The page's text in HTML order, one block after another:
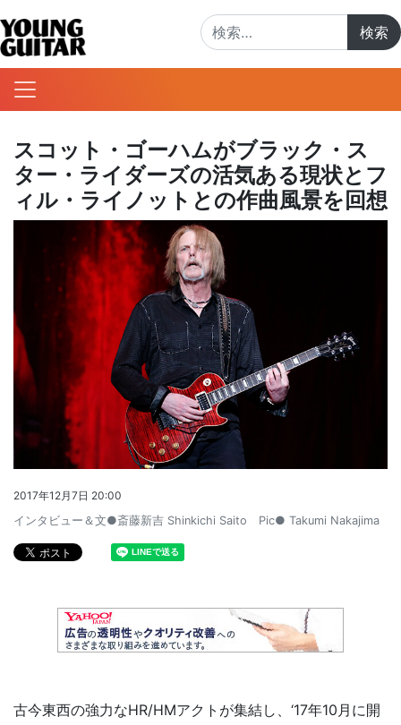
スコット・ゴーハムがブラック・ス
ター・ライダーズの活気ある現状とフ
ィル・ライノットとの作曲風景を回想
2017年12月7日 20:00
インタビュー＆文●斎藤新吉 Shinkichi Saito Pic● Takumi Nakajima
古今東西の強力なHR/HMアクトが集結し、‘17年10月に開